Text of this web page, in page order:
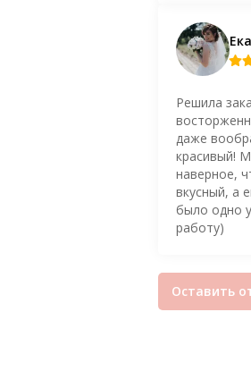
Решила
даже
красивый!
наверное,
вкусный, а
было одно
работу)
Оставить